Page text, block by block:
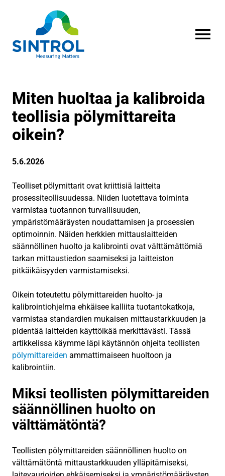
Miten huoltaa ja kalibroida
teollisia pölymittareita
oikein?
5.6.2026
Teolliset pölymittarit ovat kriittisiä laitteita
prosessiteollisuudessa. Niiden luotettava toiminta
varmistaa tuotannon turvallisuuden,
ympäristömääräysten noudattamisen ja prosessien
optimoinnin. Näiden herkkien mittauslaitteiden
säännöllinen huolto ja kalibrointi ovat välttämättömiä
tarkan mittaustiedon saamiseksi ja laitteiston
pitkäikäisyyden varmistamiseksi.
Oikein toteutettu pölymittareiden huolto- ja
kalibrointiohjelma ehkäisee kalliita tuotantokatkoja,
varmistaa standardien mukaisen mittaustarkkuuden ja
pidentää laitteiden käyttöikää merkittävästi. Tässä
artikkelissa käymme läpi käytännön ohjeita teollisten
pölymittareiden ammattimaiseen huoltoon ja
kalibrointiin.
Miksi teollisten pölymittareiden
säännöllinen huolto on
välttämätöntä?
Teollisten pölymittareiden säännöllinen huolto on
välttämätöntä mittaustarkkuuden ylläpitämiseksi,